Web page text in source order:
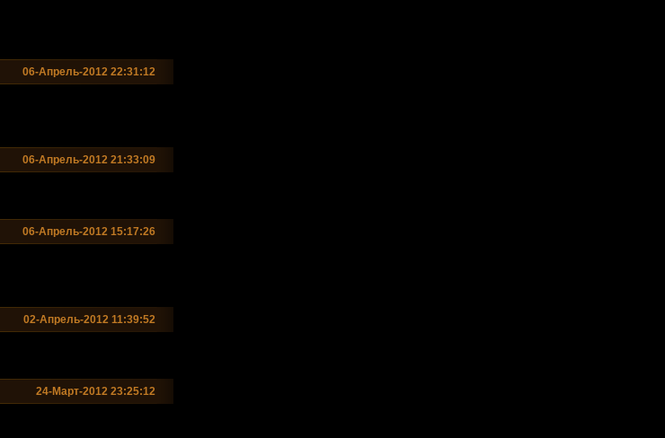
06-Апрель-2012 22:31:12
06-Апрель-2012 21:33:09
06-Апрель-2012 15:17:26
02-Апрель-2012 11:39:52
24-Март-2012 23:25:12